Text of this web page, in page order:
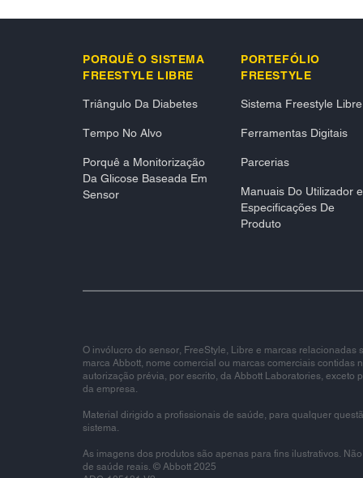
PORQUÊ O SISTEMA
FREESTYLE LIBRE
Triângulo Da Diabetes​
Tempo No Alvo​
Porquê a Monitorização
Da Glicose Baseada Em
Sensor​
PORTEFÓLIO
FREESTYLE​
Sistema Freestyle
Ferramentas Digitais
Parcerias
Manuais Do Utilizador e
Especificações De
Produto​
O invólucro do sensor, FreeStyle, Libre e marcas relacionadas
marca Abbott, nome comercial ou marcas comerciais contidas
autorização prévia, por escrito, da Abbott Laboratories, exceto
da empresa.
Material dirigido a profissionais de saúde, para qualquer
sistema.
As imagens dos produtos são apenas para fins ilustrativos.
de saúde reais. © Abbott 2025